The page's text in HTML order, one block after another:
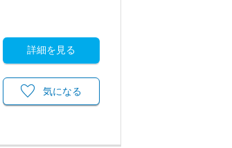
詳細を見る
気になる